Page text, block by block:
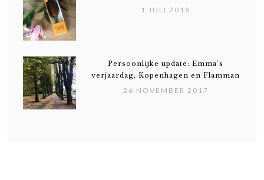
1 JULI 2018
Persoonlijke update: Emma’s
verjaardag, Kopenhagen en Flamman
26 NOVEMBER 2017